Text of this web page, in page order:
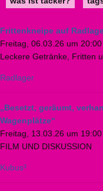
Frittenkneipe auf
Freitag, 06.03.26 um
Leckere Getränke, Fritten
Radlager
„Besetzt, geräumt,
Wagenplätze“
Freitag, 13.03.26 um
FILM UND DISKUSSION
Kubus³